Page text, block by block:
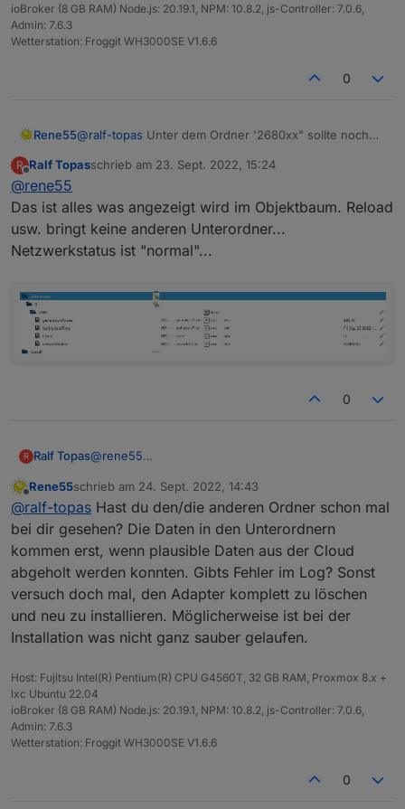
ioBroker (8 GB RAM) Node.js: 20.19.1, NPM: 10.8.2, js-Controller: 7.0.6,
Admin: 7.6.3
Wetterstation: Froggit WH3000SE V1.6.6
0
Rene55@ralf-topas Unter dem Ordner '2680xx" sollte noch
weitere Datenpunkte sind. Wie ist denn der derzeitige
R
Offline
Ralf Topasschrieb am 23. Sept. 2022, 15:24
zuletzt editiert von
@rene55
Das ist alles was angezeigt wird im Objektbaum. Reload
usw. bringt keine anderen Unterordner...
Netzwerkstatus ist "normal"...
0
R Ralf Topas@rene55
Reload usw. bringt keine anderen Unterordner...
Netzwerkstatus ist "normal"...
Offline
Rene55schrieb am 24. Sept. 2022, 14:43
zuletzt editiert von
@ralf-topas Hast du den/die anderen Ordner schon mal
bei dir gesehen? Die Daten in den Unterordnern
kommen erst, wenn plausible Daten aus der Cloud
abgeholt werden konnten. Gibts Fehler im Log? Sonst
versuch doch mal, den Adapter komplett zu löschen
und neu zu installieren. Möglicherweise ist bei der
Installation was nicht ganz sauber gelaufen.
Host: Fujitsu Intel(R) Pentium(R) CPU G4560T, 32 GB RAM, Proxmox 8.x +
lxc Ubuntu 22.04
ioBroker (8 GB RAM) Node.js: 20.19.1, NPM: 10.8.2, js-Controller: 7.0.6,
Admin: 7.6.3
Wetterstation: Froggit WH3000SE V1.6.6
0